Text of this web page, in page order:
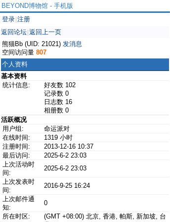
BEYOND博物馆 - 手机版
登录 注册
返回论坛 返回上一页
熊猫Bb (UID: 21021) 发消息
空间访问量 807
个人资料
基本资料
统计信息:
好友数 102
记录数 0
日志数 16
相册数 0
活跃概况
用户组:
命运派对
在线时间:
1319 小时
注册时间:
2013-12-16 10:37
最后访问:
2025-6-2 23:03
上次活动时
间:
2025-6-2 23:03
上次发表时
间:
2016-9-25 16:24
上次邮件通
知:
0
所在时区:
(GMT +08:00) 北京, 香港, 帕斯, 新加坡, 台